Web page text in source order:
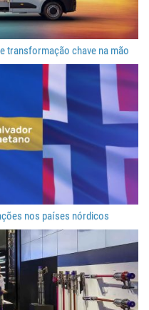
transformação chave na mão
nos países nórdicos